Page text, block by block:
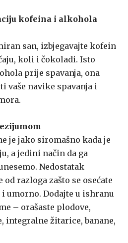
kofeina i alkohola
san, izbjegavajte kofein
koli i čokoladi. Isto
prije spavanja, ona
vaše navike spavanja i
je jako siromašno kada je
a jedini način da ga
Nedostatak
razloga zašto se osećate
umorno. Dodajte u ishranu
– orašaste plodove,
integralne žitarice, banane,